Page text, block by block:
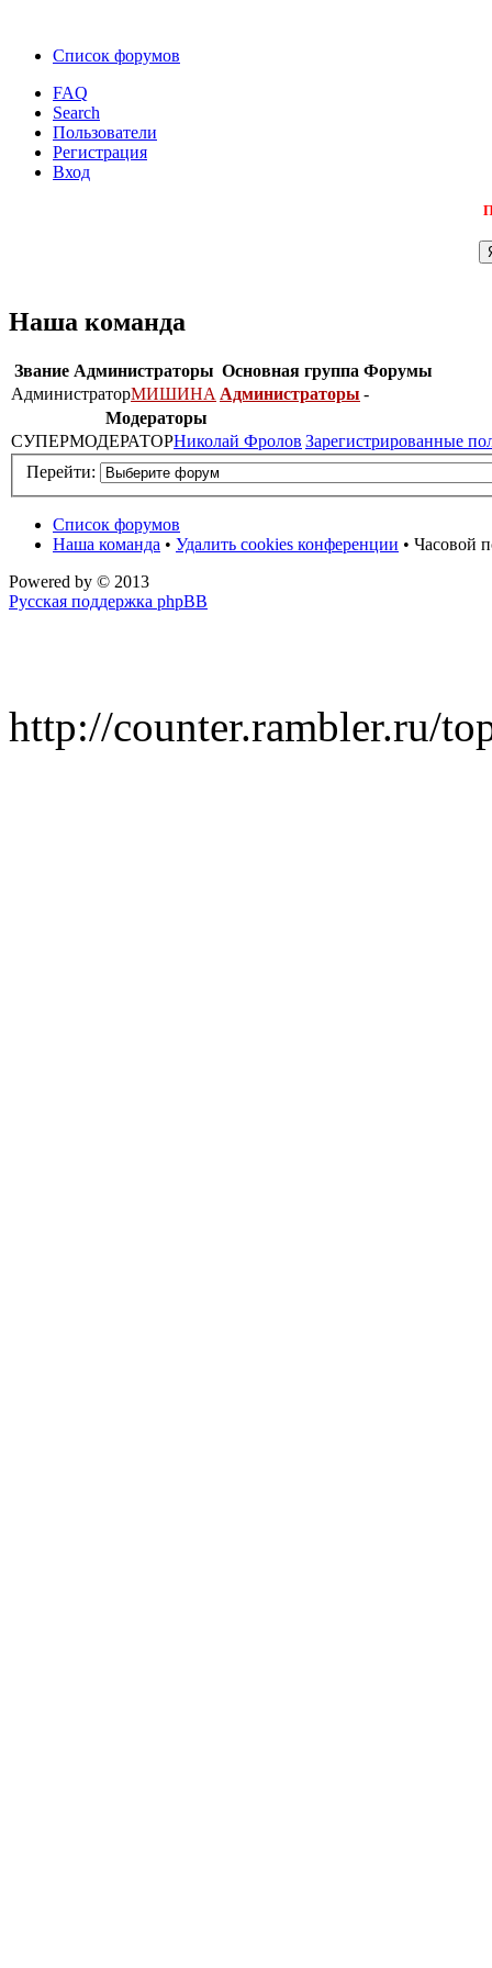
Список форумов
FAQ
Search
Пользователи
Регистрация
Вход
Наша команда
Звание Администраторы Основная группа Форумы
АдминистраторМИШИНА Администраторы -
Модераторы
СУПЕРМОДЕРАТОРНиколай Фролов Зарегистрированные
Перейти:
Список форумов
Наша команда • Удалить cookies конференции • Часовой
Powered by © 2013
Русская поддержка phpBB
http://counter.rambler.ru/